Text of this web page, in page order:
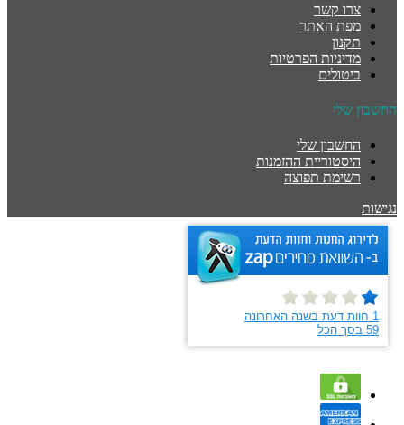
צרו קשר
מפת האתר
תקנון
מדיניות הפרטיות
ביטולים
החשבון שלי
החשבון שלי
היסטוריית ההזמנות
רשימת תפוצה
נגישות